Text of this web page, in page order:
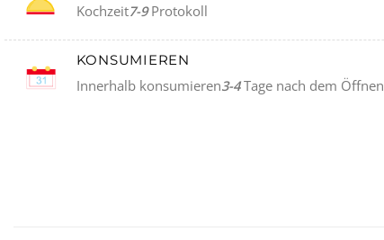
Kochzeit7-9Protokoll
KONSUMIEREN
Innerhalb konsumieren3-4Tage nach dem Öffnen